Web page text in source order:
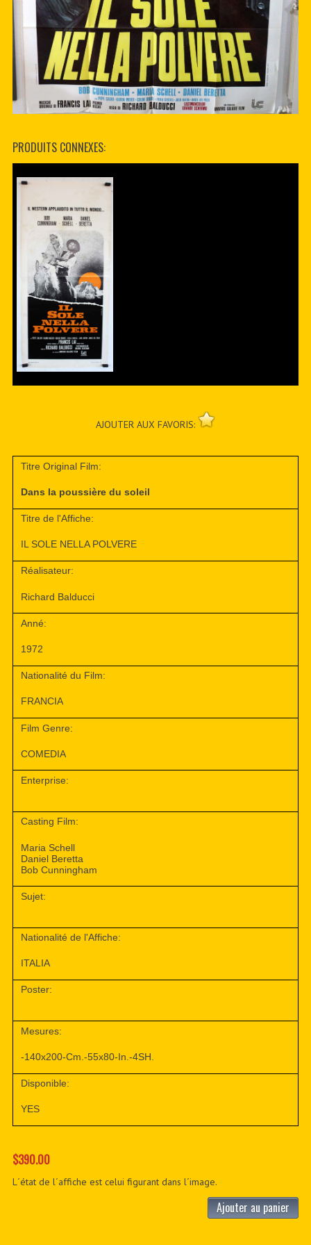
PRODUITS CONNEXES:
AJOUTER AUX FAVORIS:
Titre Original Film:
Dans la poussière du soleil
Titre de l'Affiche:
IL SOLE NELLA POLVERE
Réalisateur:
Richard Balducci
Anné:
1972
Nationalité du Film:
FRANCIA
Film Genre:
COMEDIA
Enterprise:
Casting Film:
Maria Schell
Daniel Beretta
Bob Cunningham
Sujet:
Nationalité de l'Affiche:
ITALIA
Poster:
Mesures:
-140x200-Cm.-55x80-In.-4SH.
Disponible:
YES
$390.00
L´état de l´affiche est celui figurant dans l´image.
Ajouter au panier